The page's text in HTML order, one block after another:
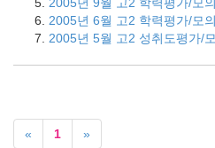
2005년 6월 고2 학력평가/모
2005년 5월 고2 성취도평가/
« 1 »